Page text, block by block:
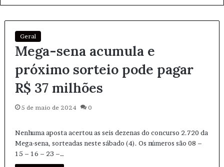
Geral
Mega-sena acumula e
próximo sorteio pode pagar
R$ 37 milhões
5 de maio de 2024 0
Nenhuma aposta acertou as seis dezenas do concurso 2.720 da
Mega-sena, sorteadas neste sábado (4). Os números são 08 –
15 – 16 – 23 –…